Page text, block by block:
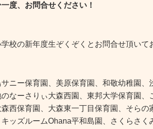
一度、お問合せください！
校の新年度生ぞくぞくとお問合せ頂いて
サニー保育園、美原保育園、和敬幼稚園
なーさりぃ大森西園、東邦大学保育園
西保育園、大森東一丁目保育園、そら
ッズルームOhana平和島園、さくらさく